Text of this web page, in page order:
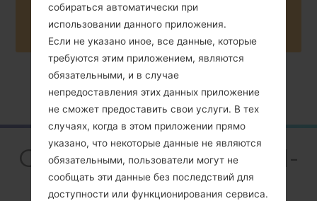
Buy accessories on Amazon
Главная →Серия →Others →SamsungSGH-I520
ОбзорSamsung SGH-
I520
собираться автоматически при
использовании данного приложения.
Если не указано иное, все данные, которые
требуются этим приложением, являются
обязательными, и в случае
непредоставления этих данных приложение
не сможет предоставить свои услуги. В тех
случаях, когда в этом приложении прямо
указано, что некоторые данные не являются
обязательными, пользователи могут не
сообщать эти данные без последствий для
доступности или функционирования сервиса.